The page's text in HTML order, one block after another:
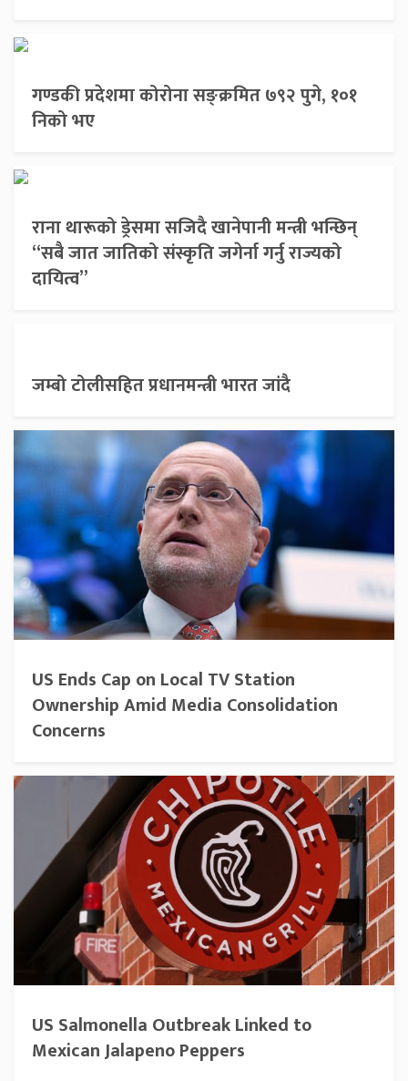
गण्डकी प्रदेशमा कोरोना सङ्क्रमित ७९२ पुगे, १०१
निको भए
राना थारूको ड्रेसमा सजिदै खानेपानी मन्त्री भन्छिन्
“सबै जात जातिको संस्कृति जगेर्ना गर्नु राज्यको
दायित्व”
जम्बो टोलीसहित प्रधानमन्त्री भारत जांदै
US Ends Cap on Local TV Station
Ownership Amid Media Consolidation
Concerns
US Salmonella Outbreak Linked to
Mexican Jalapeno Peppers